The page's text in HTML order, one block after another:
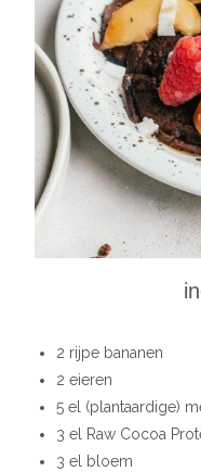
2 rijpe bananen
2 eieren
5 el (plantaardige)
3 el Raw Cocoa
3 el bloem